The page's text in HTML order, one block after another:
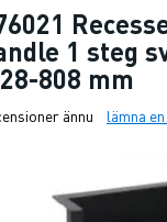
1 steg
808 mm
ännu lämna